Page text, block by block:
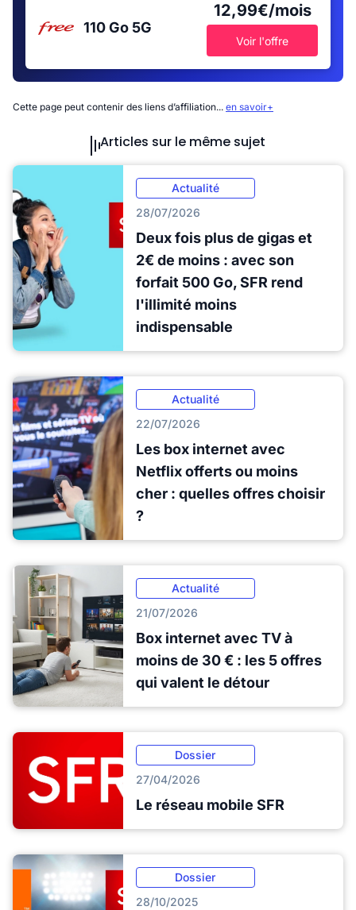
110 Go 5G
12,99€/mois
Voir l'offre
Cette page peut contenir des liens d’affiliation... en savoir+
Articles sur le même sujet
Actualité
28/07/2026
Deux fois plus de gigas et
2€ de moins : avec son
forfait 500 Go, SFR rend
l'illimité moins
indispensable
Actualité
22/07/2026
Les box internet avec
Netflix offerts ou moins
cher : quelles offres choisir
?
Actualité
21/07/2026
Box internet avec TV à
moins de 30 € : les 5 offres
qui valent le détour
Dossier
27/04/2026
Le réseau mobile SFR
Dossier
28/10/2025